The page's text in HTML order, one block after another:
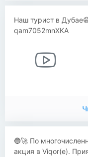
Наш турист в
qam7052mnXKA
🔵🚀 По
акция в Viqor(е).